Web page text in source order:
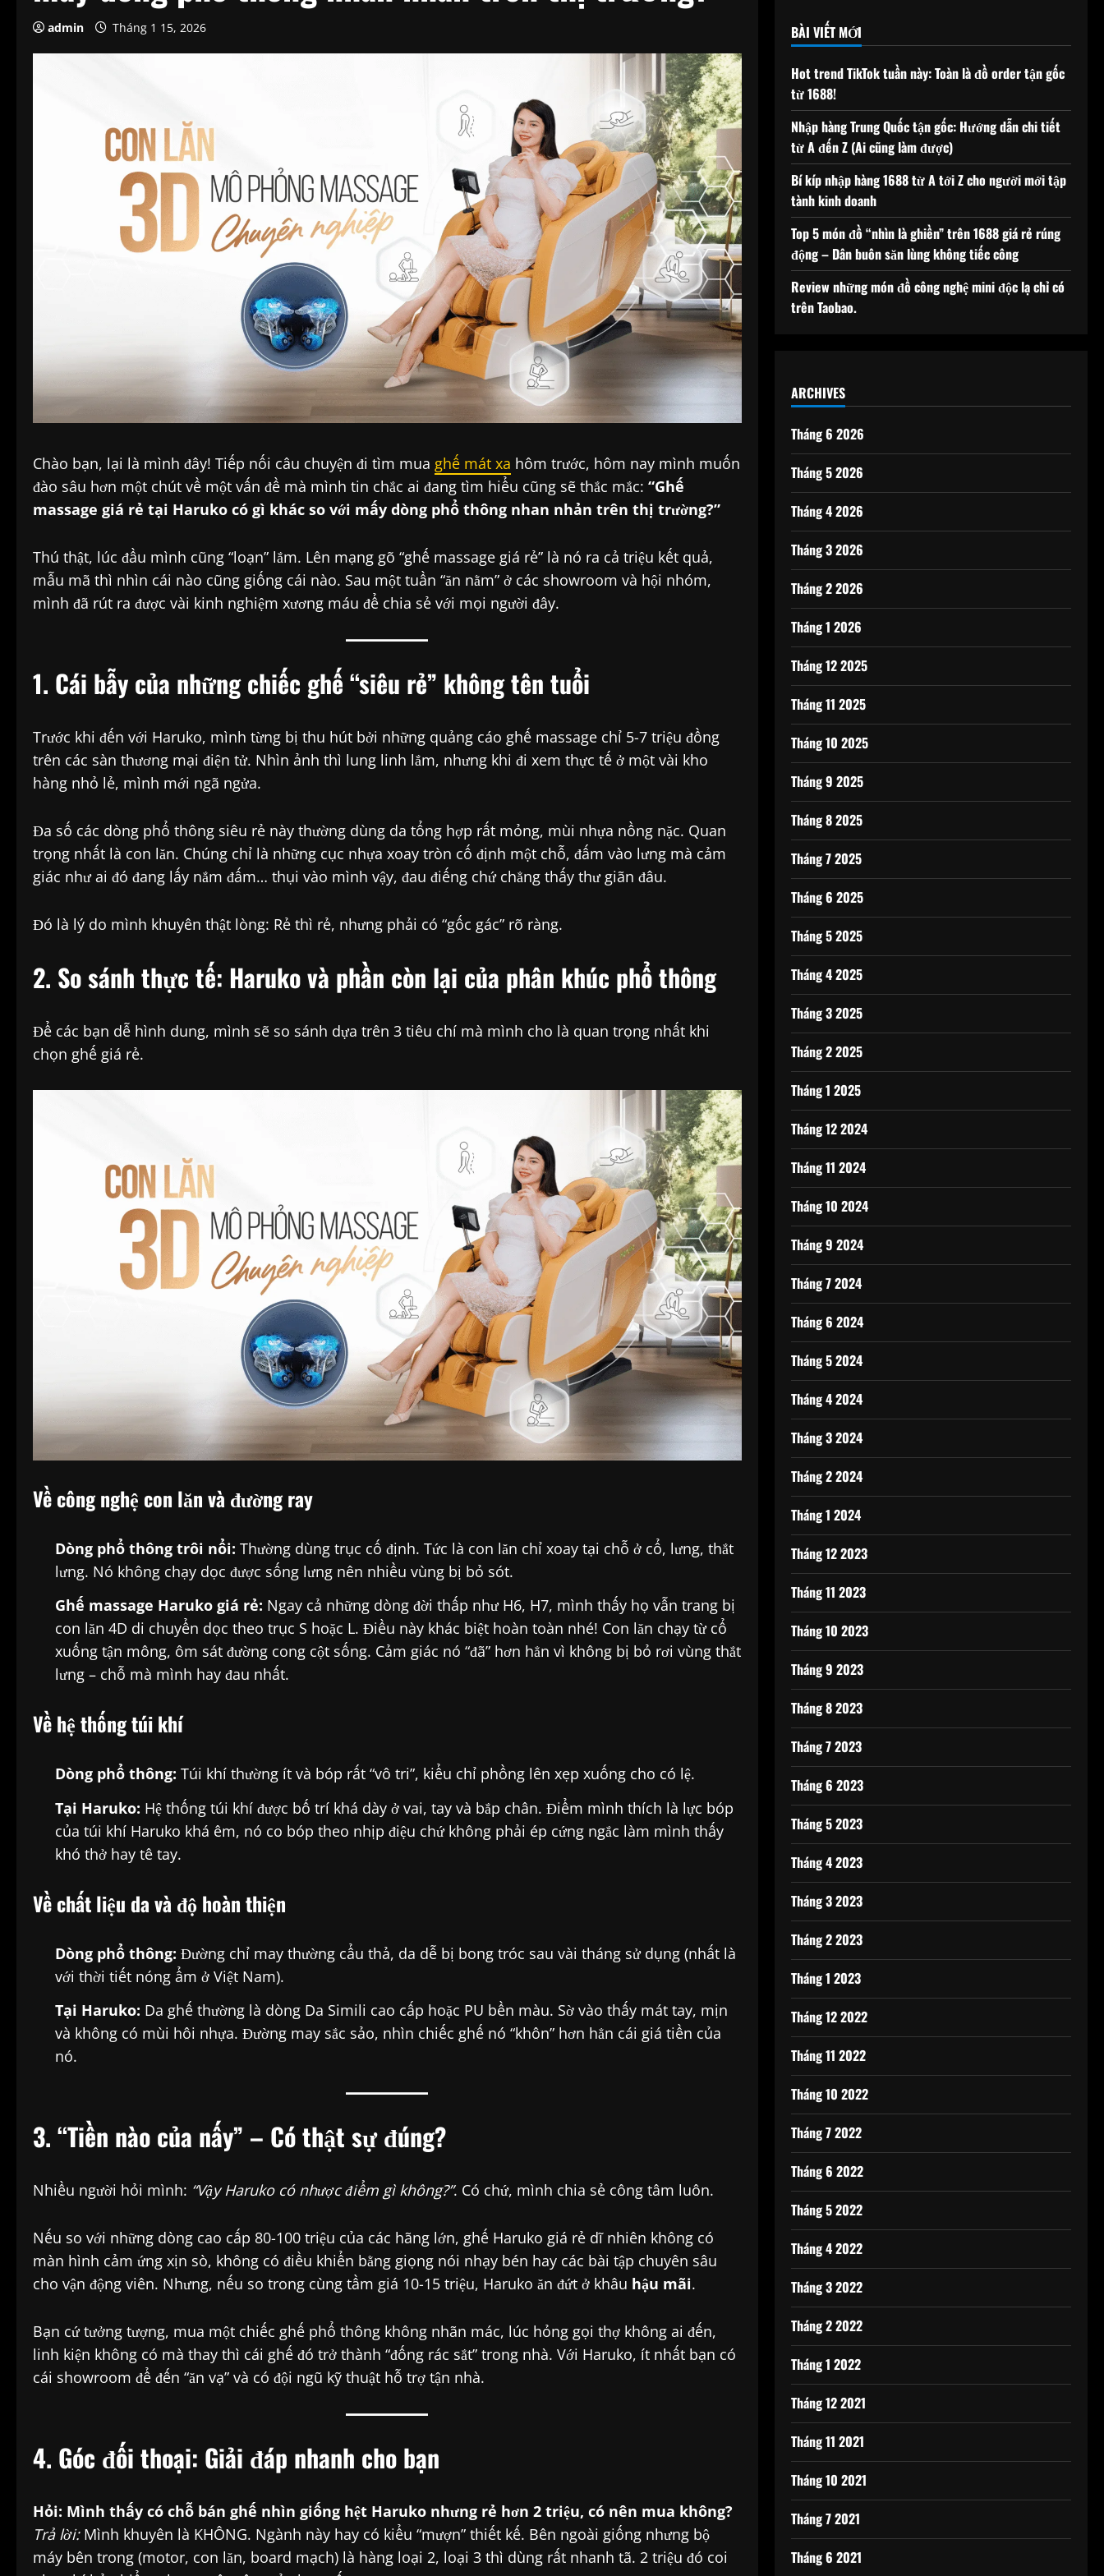
admin Tháng 1 15, 2026
Chào bạn, lại là mình đây! Tiếp nối câu chuyện đi tìm mua ghế mát xa hôm trước, hôm nay mình muốn
đào sâu hơn một chút về một vấn đề mà mình tin chắc ai đang tìm hiểu cũng sẽ thắc mắc: “Ghế
massage giá rẻ tại Haruko có gì khác so với mấy dòng phổ thông nhan nhản trên thị trường?”
Thú thật, lúc đầu mình cũng “loạn” lắm. Lên mạng gõ “ghế massage giá rẻ” là nó ra cả triệu kết quả,
mẫu mã thì nhìn cái nào cũng giống cái nào. Sau một tuần “ăn nằm” ở các showroom và hội nhóm,
mình đã rút ra được vài kinh nghiệm xương máu để chia sẻ với mọi người đây.
1. Cái bẫy của những chiếc ghế “siêu rẻ” không tên tuổi
Trước khi đến với Haruko, mình từng bị thu hút bởi những quảng cáo ghế massage chỉ 5-7 triệu đồng
trên các sàn thương mại điện tử. Nhìn ảnh thì lung linh lắm, nhưng khi đi xem thực tế ở một vài kho
hàng nhỏ lẻ, mình mới ngã ngửa.
Đa số các dòng phổ thông siêu rẻ này thường dùng da tổng hợp rất mỏng, mùi nhựa nồng nặc. Quan
trọng nhất là con lăn. Chúng chỉ là những cục nhựa xoay tròn cố định một chỗ, đấm vào lưng mà cảm
giác như ai đó đang lấy nắm đấm… thụi vào mình vậy, đau điếng chứ chẳng thấy thư giãn đâu.
Đó là lý do mình khuyên thật lòng: Rẻ thì rẻ, nhưng phải có “gốc gác” rõ ràng.
2. So sánh thực tế: Haruko và phần còn lại của phân khúc phổ thông
Để các bạn dễ hình dung, mình sẽ so sánh dựa trên 3 tiêu chí mà mình cho là quan trọng nhất khi
chọn ghế giá rẻ.
Về công nghệ con lăn và đường ray
Dòng phổ thông trôi nổi: Thường dùng trục cố định. Tức là con lăn chỉ xoay tại chỗ ở cổ, lưng, thắt
lưng. Nó không chạy dọc được sống lưng nên nhiều vùng bị bỏ sót.
Ghế massage Haruko giá rẻ: Ngay cả những dòng đời thấp như H6, H7, mình thấy họ vẫn trang bị
con lăn 4D di chuyển dọc theo trục S hoặc L. Điều này khác biệt hoàn toàn nhé! Con lăn chạy từ cổ
xuống tận mông, ôm sát đường cong cột sống. Cảm giác nó “đã” hơn hẳn vì không bị bỏ rơi vùng thắt
lưng – chỗ mà mình hay đau nhất.
Về hệ thống túi khí
Dòng phổ thông: Túi khí thường ít và bóp rất “vô tri”, kiểu chỉ phồng lên xẹp xuống cho có lệ.
Tại Haruko: Hệ thống túi khí được bố trí khá dày ở vai, tay và bắp chân. Điểm mình thích là lực bóp
của túi khí Haruko khá êm, nó co bóp theo nhịp điệu chứ không phải ép cứng ngắc làm mình thấy
khó thở hay tê tay.
Về chất liệu da và độ hoàn thiện
Dòng phổ thông: Đường chỉ may thường cẩu thả, da dễ bị bong tróc sau vài tháng sử dụng (nhất là
với thời tiết nóng ẩm ở Việt Nam).
Tại Haruko: Da ghế thường là dòng Da Simili cao cấp hoặc PU bền màu. Sờ vào thấy mát tay, mịn
và không có mùi hôi nhựa. Đường may sắc sảo, nhìn chiếc ghế nó “khôn” hơn hẳn cái giá tiền của
nó.
3. “Tiền nào của nấy” – Có thật sự đúng?
Nhiều người hỏi mình: “Vậy Haruko có nhược điểm gì không?”. Có chứ, mình chia sẻ công tâm luôn.
Nếu so với những dòng cao cấp 80-100 triệu của các hãng lớn, ghế Haruko giá rẻ dĩ nhiên không có
màn hình cảm ứng xịn sò, không có điều khiển bằng giọng nói nhạy bén hay các bài tập chuyên sâu
cho vận động viên. Nhưng, nếu so trong cùng tầm giá 10-15 triệu, Haruko ăn đứt ở khâu hậu mãi.
Bạn cứ tưởng tượng, mua một chiếc ghế phổ thông không nhãn mác, lúc hỏng gọi thợ không ai đến,
linh kiện không có mà thay thì cái ghế đó trở thành “đống rác sắt” trong nhà. Với Haruko, ít nhất bạn có
cái showroom để đến “ăn vạ” và có đội ngũ kỹ thuật hỗ trợ tận nhà.
4. Góc đối thoại: Giải đáp nhanh cho bạn
Hỏi: Mình thấy có chỗ bán ghế nhìn giống hệt Haruko nhưng rẻ hơn 2 triệu, có nên mua không?
Trả lời:Mình khuyên là KHÔNG. Ngành này hay có kiểu “mượn” thiết kế. Bên ngoài giống nhưng bộ
máy bên trong (motor, con lăn, board mạch) là hàng loại 2, loại 3 thì dùng rất nhanh tã. 2 triệu đó coi
BÀI VIẾT MỚI
Hot trend TikTok tuần này: Toàn là đồ order tận gốc
từ 1688!
Nhập hàng Trung Quốc tận gốc: Hướng dẫn chi tiết
từ A đến Z (Ai cũng làm được)
Bí kíp nhập hàng 1688 từ A tới Z cho người mới tập
tành kinh doanh
Top 5 món đồ “nhìn là ghiền” trên 1688 giá rẻ rúng
động – Dân buôn săn lùng không tiếc công
Review những món đồ công nghệ mini độc lạ chỉ có
trên Taobao.
ARCHIVES
Tháng 6 2026
Tháng 5 2026
Tháng 4 2026
Tháng 3 2026
Tháng 2 2026
Tháng 1 2026
Tháng 12 2025
Tháng 11 2025
Tháng 10 2025
Tháng 9 2025
Tháng 8 2025
Tháng 7 2025
Tháng 6 2025
Tháng 5 2025
Tháng 4 2025
Tháng 3 2025
Tháng 2 2025
Tháng 1 2025
Tháng 12 2024
Tháng 11 2024
Tháng 10 2024
Tháng 9 2024
Tháng 7 2024
Tháng 6 2024
Tháng 5 2024
Tháng 4 2024
Tháng 3 2024
Tháng 2 2024
Tháng 1 2024
Tháng 12 2023
Tháng 11 2023
Tháng 10 2023
Tháng 9 2023
Tháng 8 2023
Tháng 7 2023
Tháng 6 2023
Tháng 5 2023
Tháng 4 2023
Tháng 3 2023
Tháng 2 2023
Tháng 1 2023
Tháng 12 2022
Tháng 11 2022
Tháng 10 2022
Tháng 7 2022
Tháng 6 2022
Tháng 5 2022
Tháng 4 2022
Tháng 3 2022
Tháng 2 2022
Tháng 1 2022
Tháng 12 2021
Tháng 11 2021
Tháng 10 2021
Tháng 7 2021
Tháng 6 2021